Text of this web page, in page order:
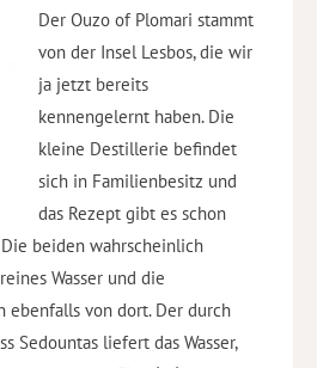
Der Ouzo of Plomari stammt
von der Insel Lesbos, die wir
ja jetzt bereits
kennengelernt haben. Die
kleine Destillerie befindet
sich in Familienbesitz und
das Rezept gibt es schon
beiden wahrscheinlich
Wasser und die
ebenfalls von dort. Der durch
Sedountas liefert das Wasser,